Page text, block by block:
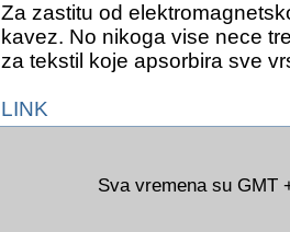
Za zastitu od
kavez. No nikoga vise nece
za tekstil koje apsorbira sve
LINK
Sva vremena su GMT